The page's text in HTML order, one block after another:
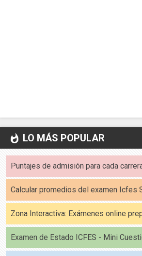
whatshot LO MÁS POPULAR
Puntajes de admisión para cada
Calcular promedios del examen Icfes
Zona Interactiva: Exámenes online
Examen de Estado ICFES - Mini